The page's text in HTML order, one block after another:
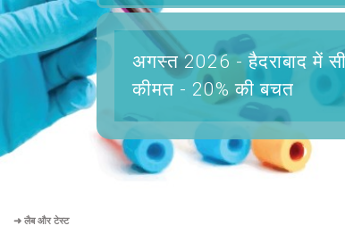
अगस्त 2026 -हैदराबाद में
कीमत - 20% की बचत
➜ लैब और टेस्ट